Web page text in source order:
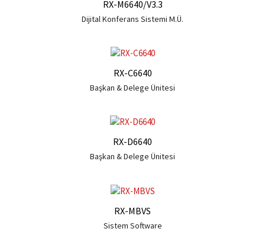
RX-M6640/V3.3
Dijital Konferans Sistemi M.Ü.
RX-C6640
Başkan & Delege Ünitesi
RX-D6640
Başkan & Delege Ünitesi
RX-MBVS
Sistem Software